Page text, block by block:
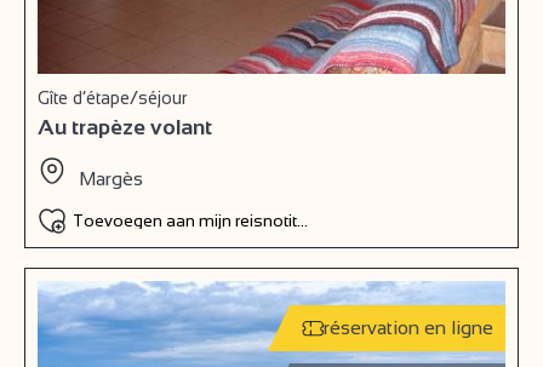
Gîte d’étape/séjour
Au trapèze volant
Margès
Toevoegen aan mijn reisnotitieboek
réservation en ligne